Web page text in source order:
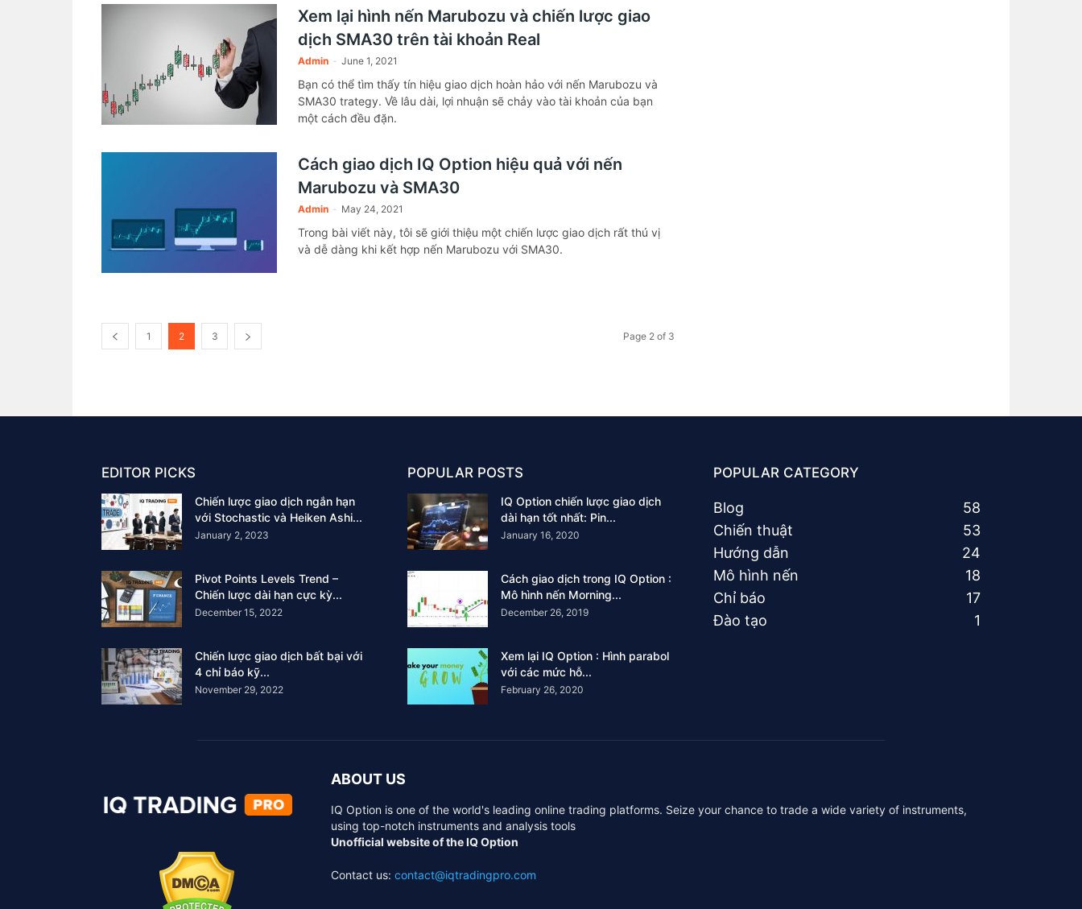
Xem lại hình nến Marubozu và chiến lược giao
dịch SMA30 trên tài khoản Real
Admin - June 1, 2021
Bạn có thể tìm thấy tín hiệu giao dịch hoàn hảo với nến Marubozu và
SMA30 trategy. Về lâu dài, lợi nhuận sẽ chảy vào tài khoản của bạn
một cách đều đặn.
Cách giao dịch IQ Option hiệu quả với nến
Marubozu và SMA30
Admin - May 24, 2021
Trong bài viết này, tôi sẽ giới thiệu một chiến lược giao dịch rất thú vị
và dễ dàng khi kết hợp nến Marubozu với SMA30.
1 2 3 Page 2 of 3
EDITOR PICKS
Chiến lược giao dịch ngắn hạn
với Stochastic và Heiken Ashi...
January 2, 2023
Pivot Points Levels Trend –
Chiến lược dài hạn cực kỳ...
December 15, 2022
Chiến lược giao dịch bất bại với
4 chỉ báo kỹ...
November 29, 2022
POPULAR POSTS
IQ Option chiến lược giao dịch
dài hạn tốt nhất: Pin...
January 16, 2020
Cách giao dịch trong IQ Option :
Mô hình nến Morning...
December 26, 2019
Xem lại IQ Option : Hình parabol
với các mức hỗ...
February 26, 2020
POPULAR CATEGORY
Blog
58
Chiến thuật
53
Hướng dẫn
24
Mô hình nến
18
Chỉ báo
17
Đào tạo
1
ABOUT US
IQ Option is one of the world's leading online trading platforms. Seize your chance to trade a wide variety of instruments,
using top-notch instruments and analysis tools
Unofficial website of the IQ Option
Contact us: contact@iqtradingpro.com